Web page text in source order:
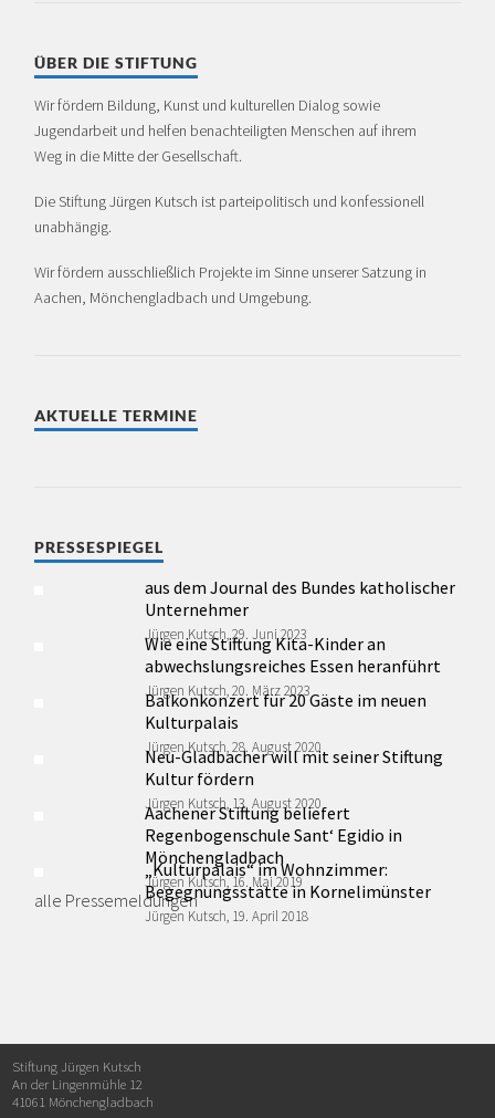
ÜBER DIE STIFTUNG
Wir fördern Bildung, Kunst und kulturellen Dialog sowie
Jugendarbeit und helfen benachteiligten Menschen auf ihrem
Weg in die Mitte der Gesellschaft.
Die Stiftung Jürgen Kutsch ist partei­politisch und konfessionell
unabhängig.
Wir fördern ausschließlich Projekte im Sinne unserer Satzung in
Aachen, Mönchen­glad­bach und Umgebung.
AKTUELLE TERMINE
PRESSESPIEGEL
aus dem Journal des Bundes katholischer
Unternehmer
Jürgen Kutsch, 29. Juni 2023
Wie eine Stiftung Kita-Kinder an
abwechslungsreiches Essen heranführt
Jürgen Kutsch, 20. März 2023
Balkonkonzert für 20 Gäste im neuen
Kulturpalais
Jürgen Kutsch, 28. August 2020
Neu-Gladbacher will mit seiner Stiftung
Kultur fördern
Jürgen Kutsch, 13. August 2020
Aachener Stiftung beliefert
Regenbogenschule Sant‘ Egidio in
Mönchengladbach
Jürgen Kutsch, 16. Mai 2019
„Kulturpalais“ im Wohnzimmer:
Begegnungsstätte in Kornelimünster
Jürgen Kutsch, 19. April 2018
alle Pressemeldungen
Stiftung Jürgen Kutsch
An der Lingenmühle 12
41061 Mönchengladbach